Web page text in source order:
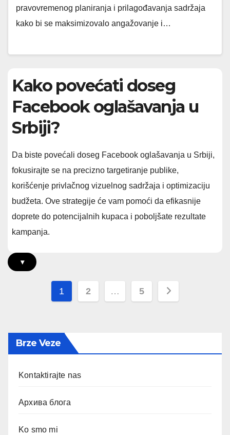
pravovremenog planiranja i prilagođavanja sadržaja
kako bi se maksimizovalo angažovanje i…
Kako povećati doseg
Facebook oglašavanja u
Srbiji?
Da biste povećali doseg Facebook oglašavanja u Srbiji,
fokusirajte se na precizno targetiranje publike,
korišćenje privlačnog vizuelnog sadržaja i optimizaciju
budžeta. Ove strategije će vam pomoći da efikasnije
doprete do potencijalnih kupaca i poboljšate rezultate
kampanja.
▾
Posts
1 2 … 5
Brze Veze
Kontaktirajte nas
Архива блога
Ko smo mi